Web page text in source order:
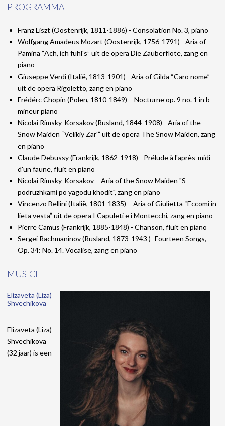
PROGRAMMA
Franz Liszt (Oostenrijk, 1811-1886) - Consolation No. 3, piano
Wolfgang Amadeus Mozart (Oostenrijk, 1756-1791) - Aria of
Pamina “Ach, ich fühl's” uit de opera Die Zauberflöte, zang en
piano
Giuseppe Verdi (Italië, 1813-1901) - Aria of Gilda “Caro nome”
uit de opera Rigoletto, zang en piano
Frédérc Chopin (Polen, 1810-1849) – Nocturne op. 9 no. 1 in b
mineur piano
Nicolai Rimsky-Korsakov (Rusland, 1844-1908) - Aria of the
Snow Maiden “Velikiy Zar'” uit de opera The Snow Maiden, zang
en piano
Claude Debussy (Frankrijk, 1862-1918) - Prélude à l'après-midi
d'un faune, fluit en piano
Nicolai Rimsky-Korsakov – Aria of the Snow Maiden "S
podruzhkami po yagodu khodit", zang en piano
Vincenzo Bellini (Italië, 1801-1835) – Aria of Giulietta “Eccomi in
lieta vesta” uit de opera I Capuleti e i Montecchi, zang en piano
Pierre Camus (Frankrijk, 1885-1848) - Chanson, fluit en piano
Sergei Rachmaninov (Rusland, 1873-1943 )- Fourteen Songs,
Op. 34: No. 14. Vocalise, zang en piano
MUSICI
Elizaveta (Liza)
Shvechikova
Elizaveta (Liza)
Shvechikova
(32 jaar) is een